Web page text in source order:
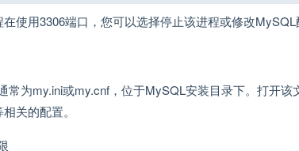
使用3306端口，您可以选择停止该进程或修改MySQL
常为my.ini或my.cnf，位于MySQL安装目录下。打开
关的配置。